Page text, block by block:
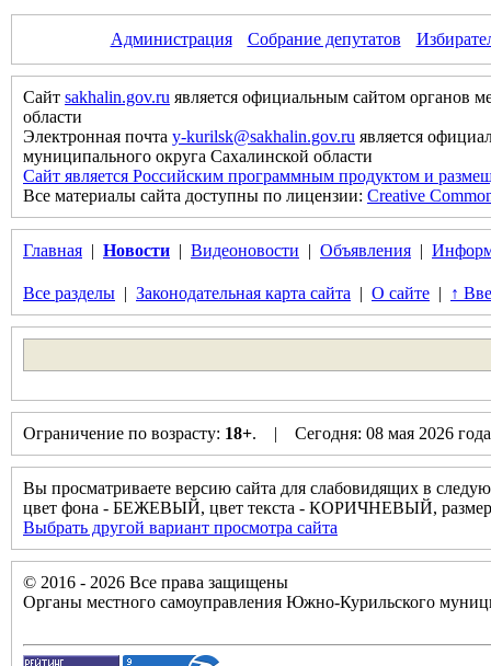
Администрация Собрание депутатов
Сайт sakhalin.gov.ru является официальным сайтом органов
области
Электронная почта y-kurilsk@sakhalin.gov.ru является
муниципального округа Сахалинской области
Сайт является Российским программным продуктом и
Все материалы сайта доступны по лицензии: Creative
Главная | Новости | Видеоновости | Объявления |
Все разделы | Законодательная карта сайта | О сайте | ↑
Ограничение по возрасту: 18+. | Сегодня: 08 мая 2026
Вы просматриваете версию сайта для слабовидящих в
цвет фона - БЕЖЕВЫЙ, цвет текста - КОРИЧНЕВЫЙ,
Выбрать другой вариант просмотра сайта
© 2016 - 2026 Все права защищены
Органы местного самоуправления Южно-Курильского